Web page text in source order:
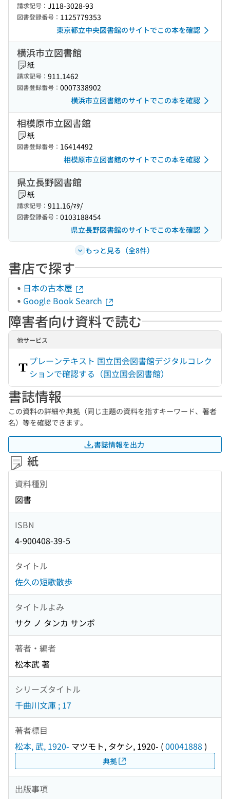
請求記号： J118-3028-93
図書登録番号： 1125779353
東京都立中央図書館のサイトでこの本を確認
横浜市立図書館
紙
請求記号： 911.1462
図書登録番号： 0007338902
横浜市立図書館のサイトでこの本を確認
相模原市立図書館
紙
図書登録番号： 16414492
相模原市立図書館のサイトでこの本を確認
県立長野図書館
紙
請求記号： 911.16/ﾏﾀ/
図書登録番号： 0103188454
県立長野図書館のサイトでこの本を確認
もっと見る（全8件）
書店で探す
日本の古本屋
Google Book Search
障害者向け資料で読む
他サービス
プレーンテキスト 国立国会図書館デジタルコレク
ションで確認する（国立国会図書館）
書誌情報
この資料の詳細や典拠（同じ主題の資料を指すキーワード、著者
名）等を確認できます。
書誌情報を出力
紙
資料種別
図書
ISBN
4-900408-39-5
タイトル
佐久の短歌散歩
タイトルよみ
サク ノ タンカ サンポ
著者・編者
松本武 著
シリーズタイトル
千曲川文庫 ; 17
著者標目
松本, 武, 1920- マツモト, タケシ, 1920- (00041888 )
典拠
出版事項